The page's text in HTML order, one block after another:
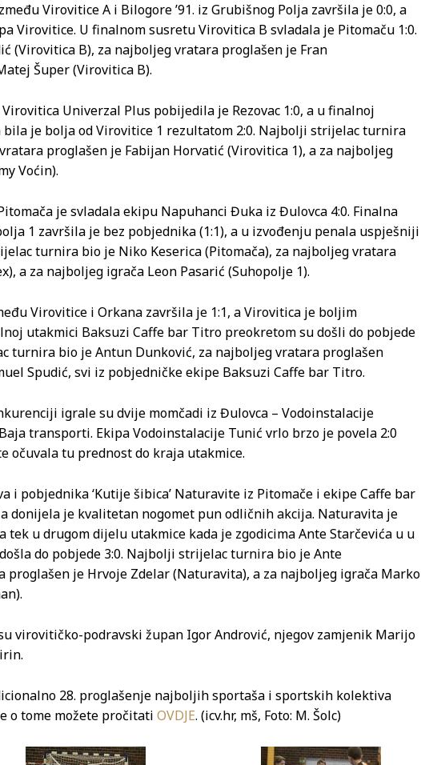
Virovitice A i Bilogore ’91. iz Grubišnog Polja završila je 0:0, a
Virovitice. U finalnom susretu Virovitica B svladala je Pitomaču 1:0.
(Virovitica B), za najboljeg vratara proglašen je Fran
Šuper (Virovitica B).
Univerzal Plus pobijedila je Rezovac 1:0, a u finalnoj
bila je bolja od Virovitice 1 rezultatom 2:0. Najbolji strijelac turnira
proglašen je Fabijan Horvatić (Virovitica 1), a za najboljeg
Voćin).
je svladala ekipu Napuhanci Đuka iz Đulovca 4:0. Finalna
1 završila je bez pobjednika (1:1), a u izvođenju penala uspješniji
turnira bio je Niko Keserica (Pitomača), za najboljeg vratara
a za najboljeg igrača Leon Pasarić (Suhopolje 1).
Virovitice i Orkana završila je 1:1, a Virovitica je boljim
utakmici Baksuzi Caffe bar Titro preokretom su došli do pobjede
turnira bio je Antun Dunković, za najboljeg vratara proglašen
Spudić, svi iz pobjedničke ekipe Baksuzi Caffe bar Titro.
igrale su dvije momčadi iz Đulovca – Vodoinstalacije
transporti. Ekipa Vodoinstalacije Tunić vrlo brzo je povela 2:0
očuvala tu prednost do kraja utakmice.
i pobjednika ‘Kutije šibica’ Naturavite iz Pitomače i ekipe Caffe bar
donijela je kvalitetan nogomet pun odličnih akcija. Naturavita je
u drugom dijelu utakmice kada je zgodicima Ante Starčevića u u
do pobjede 3:0. Najbolji strijelac turnira bio je Ante
je Hrvoje Zdelar (Naturavita), a za najboljeg igrača Marko
virovitičko-podravski župan Igor Andrović, njegov zamjenik Marijo
28. proglašenje najboljih sportaša i sportskih kolektiva
o tome možete pročitati OVDJE. (icv.hr, mš, Foto: M. Šolc)